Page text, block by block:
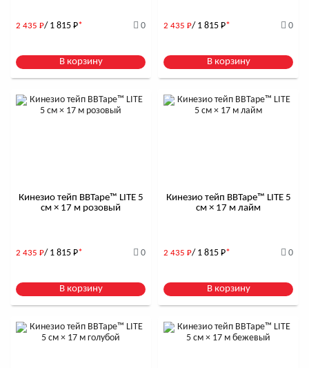
2 435 Р/ 1 815 Р* 0
В корзину
2 435 Р/ 1 815 Р* 0
В корзину
Кинезио тейп BBTape™ LITE 5
см × 17 м розовый
2 435 Р/ 1 815 Р* 0
В корзину
Кинезио тейп BBTape™ LITE 5
см × 17 м лайм
2 435 Р/ 1 815 Р* 0
В корзину